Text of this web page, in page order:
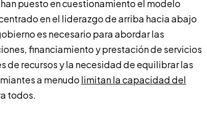
puesto en cuestionamiento el modelo
en el liderazgo de arriba hacia abajo
es necesario para abordar las
financiamiento y prestación de servicios
de recursos y la necesidad de equilibrar las
a menudo limitan la capacidad del
todos.